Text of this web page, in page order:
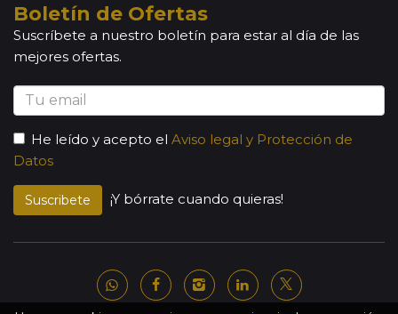
Boletín de Ofertas
Suscríbete a nuestro boletín para estar al día de las
mejores ofertas.
He leído y acepto el Aviso legal y Protección de
Datos
Suscribete ¡Y bórrate cuando quieras!